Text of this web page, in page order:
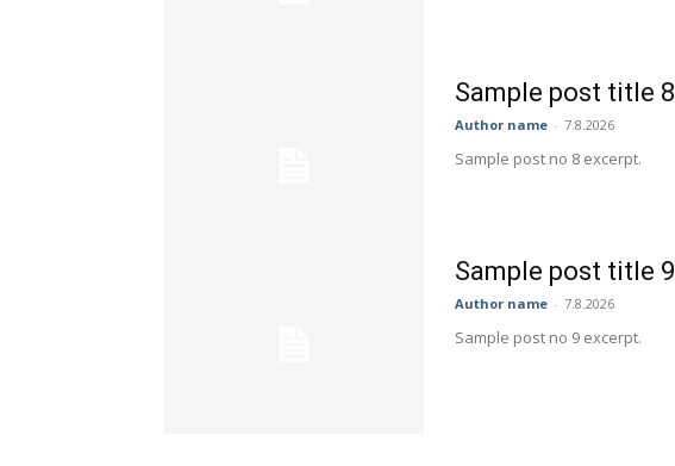
Sample post title 8
Author name - 7.8.2026
Sample post no 8 excerpt.
Sample post title 9
Author name - 7.8.2026
Sample post no 9 excerpt.